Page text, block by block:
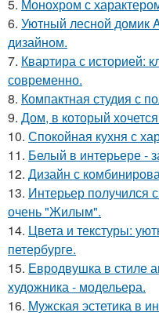
5. Монохром с
6. Уютный лесной домик
дизайном.
7. Квартира с историей:
современно.
8. Компактная студия с
9. Дом, в который
10. Спокойная кухня с
11. Белый в интерьере -
12. Дизайн с
13. Интерьер
очень "Жилым".
14. Цвета и текстуры:
петербурге.
15. Евродвушка в стиле
художника - модельера.
16. Мужская эстетика в